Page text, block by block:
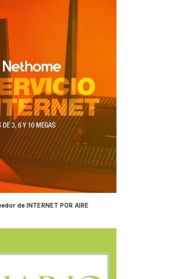
de INTERNET POR AIRE